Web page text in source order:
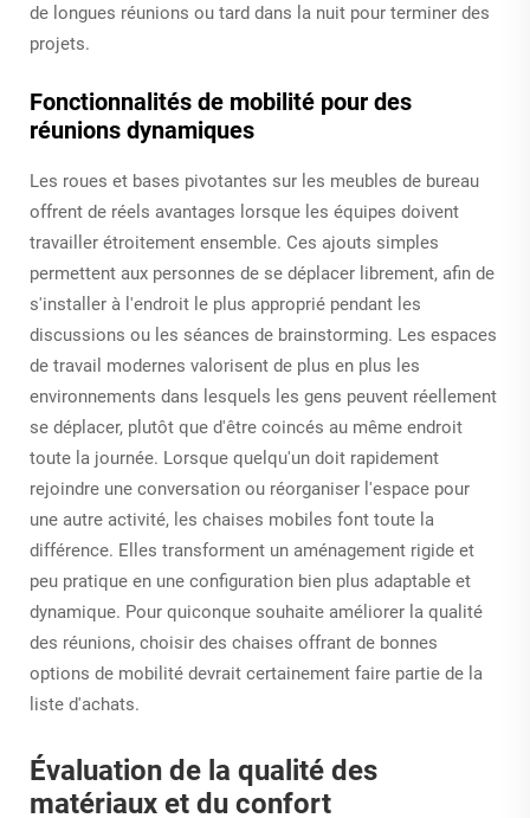
de longues réunions ou tard dans la nuit pour terminer des
projets.
Fonctionnalités de mobilité pour des
réunions dynamiques
Les roues et bases pivotantes sur les meubles de bureau
offrent de réels avantages lorsque les équipes doivent
travailler étroitement ensemble. Ces ajouts simples
permettent aux personnes de se déplacer librement, afin de
s'installer à l'endroit le plus approprié pendant les
discussions ou les séances de brainstorming. Les espaces
de travail modernes valorisent de plus en plus les
environnements dans lesquels les gens peuvent réellement
se déplacer, plutôt que d'être coincés au même endroit
toute la journée. Lorsque quelqu'un doit rapidement
rejoindre une conversation ou réorganiser l'espace pour
une autre activité, les chaises mobiles font toute la
différence. Elles transforment un aménagement rigide et
peu pratique en une configuration bien plus adaptable et
dynamique. Pour quiconque souhaite améliorer la qualité
des réunions, choisir des chaises offrant de bonnes
options de mobilité devrait certainement faire partie de la
liste d'achats.
Évaluation de la qualité des
matériaux et du confort